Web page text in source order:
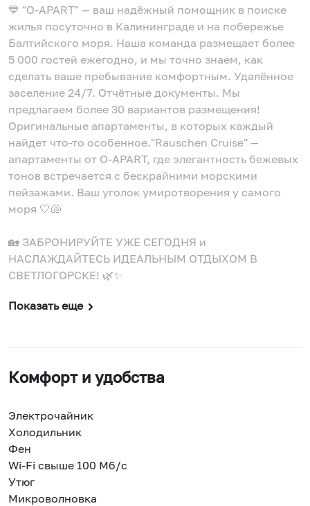
💙 "О-АРАRT" — ваш надёжный помощник в поиске
жилья посуточно в Калининграде и на побережье
Балтийского моря. Наша команда размещает более
5 000 гостей ежегодно, и мы точно знаем, как
сделать ваше пребывание комфортным. Удалённое
заселение 24/7. Отчётные документы. Мы
предлагаем более 30 вариантов размещения!
Оригинальные апартаменты, в которых каждый
найдет что-то особенное."Rauschen Cruise" —
апартаменты от O-APART, где элегантность бежевых
тонов встречается с бескрайними морскими
пейзажами. Ваш уголок умиротворения у самого
моря 🤍🐚
🏡 ЗАБРОНИРУЙТЕ УЖЕ СЕГОДНЯ и
НАСЛАЖДАЙТЕСЬ ИДЕАЛЬНЫМ ОТДЫХОМ В
СВЕТЛОГОРСКЕ! 🌿✨
Показать еще
Комфорт и удобства
Электрочайник
Холодильник
Фен
Wi-Fi свыше 100 Мб/с
Утюг
Микроволновка